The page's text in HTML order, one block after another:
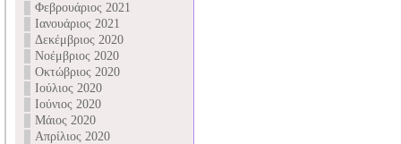
Φεβρουάριος 2021
Ιανουάριος 2021
Δεκέμβριος 2020
Νοέμβριος 2020
Οκτώβριος 2020
Ιούλιος 2020
Ιούνιος 2020
Μάιος 2020
Απρίλιος 2020